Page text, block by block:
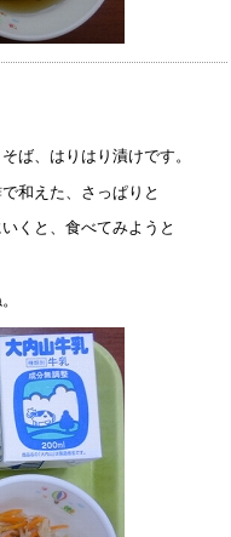
いました
ば、はりはり漬けです。
和えた、さっぱりと
くと、食べてみようと